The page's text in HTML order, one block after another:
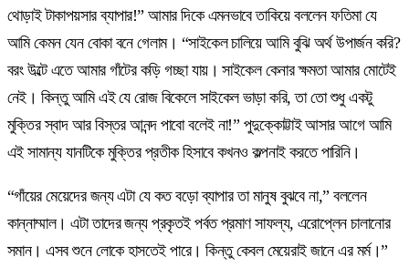
থোড়াই টাকাপয়সার ব্যাপার!” আমার দিকে এমনভাবে তাকিয়ে বললেন ফতিমা যে
আমি কেমন যেন বোকা বনে গেলাম। “সাইকেল চালিয়ে আমি বুঝি অর্থ উপার্জন করি?
বরং উল্টে এতে আমার গাঁটের কড়ি গচ্ছা যায়। সাইকেল কেনার ক্ষমতা আমার মোটেই
নেই। কিন্তু আমি এই যে রোজ বিকেলে সাইকেল ভাড়া করি, তা তো শুধু একটু
মুক্তির স্বাদ আর বিস্তর আনন্দ পাবো বলেই না!” পুদুক্কোট্টাই আসার আগে আমি
এই সামান্য যানটিকে মুক্তির প্রতীক হিসাবে কখনও কল্পনাই করতে পারিনি।
“গাঁয়ের মেয়েদের জন্য এটা যে কত বড়ো ব্যাপার তা মানুষ বুঝবে না,” বললেন
কান্নাম্মাল। এটা তাদের জন্য প্রকৃতই পর্বত প্রমাণ সাফল্য, এরোপ্লেন চালানোর
সমান। এসব শুনে লোকে হাসতেই পারে। কিন্তু কেবল মেয়েরাই জানে এর মর্ম।”